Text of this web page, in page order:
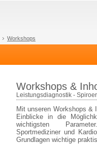
Workshops
Workshops &
Leistungsdiagnostik -
Mit unseren Workshops &
Einblicke in die
wichtigsten
Sportmediziner und
Grundlagen wichtige